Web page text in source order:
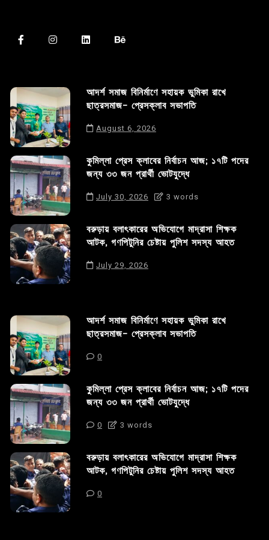
আদর্শ সমাজ বিনির্মাণে সহায়ক ভুমিকা রাখে
ছাত্রসমাজ- প্রেসক্লাব সভাপতি
August 6, 2026
কুমিল্লা প্রেস ক্লাবের নির্বাচন আজ; ১৭টি পদের
জন্য ৩৩ জন প্রার্থী ভোটযুদ্ধে
July 30, 2026 3 words
বরুড়ায় বলাৎকারের অভিযোগে মাদ্রাসা শিক্ষক
আটক, গণপিটুনির চেষ্টায় পুলিশ সদস্য আহত
July 29, 2026
আদর্শ সমাজ বিনির্মাণে সহায়ক ভুমিকা রাখে
ছাত্রসমাজ- প্রেসক্লাব সভাপতি
0
কুমিল্লা প্রেস ক্লাবের নির্বাচন আজ; ১৭টি পদের
জন্য ৩৩ জন প্রার্থী ভোটযুদ্ধে
0 3 words
বরুড়ায় বলাৎকারের অভিযোগে মাদ্রাসা শিক্ষক
আটক, গণপিটুনির চেষ্টায় পুলিশ সদস্য আহত
0